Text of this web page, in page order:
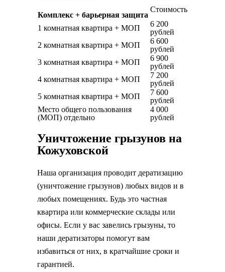
Комплекс + барьерная защита
Стоимость
1 комнатная квартира + МОП
6 200
рублей
2 комнатная квартира + МОП
6 600
рублей
3 комнатная квартира + МОП
6 900
рублей
4 комнатная квартира + МОП
7 200
рублей
5 комнатная квартира + МОП
7 600
рублей
Место общего пользования
(МОП) отдельно
4 000
рублей
Уничтожение грызунов на
Кожуховской
Наша организация проводит дератизацию
(уничтожение грызунов) любых видов и в
любых помещениях. Будь это частная
квартира или коммерческие склады или
офисы. Если у вас завелись грызуны, то
наши дератизаторы помогут вам
избавиться от них, в кратчайшие сроки и
гарантией.